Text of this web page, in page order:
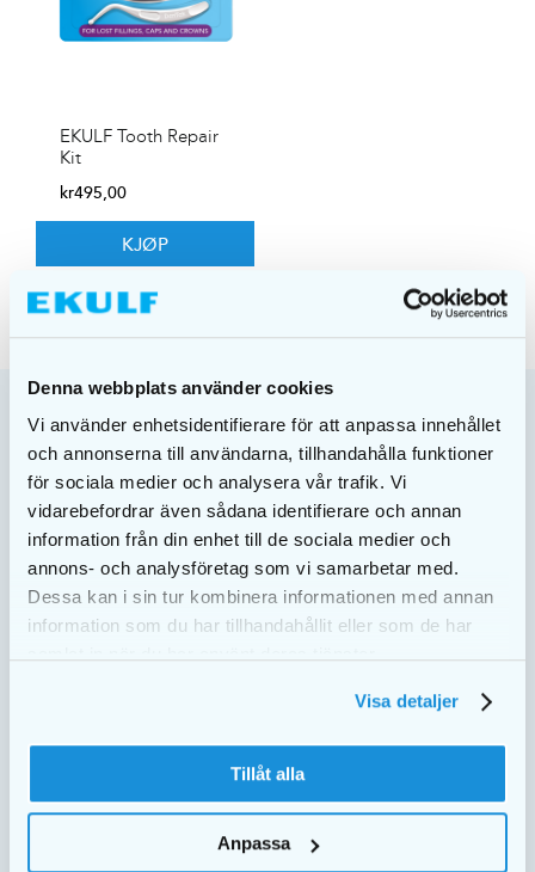
Denna webbplats använder cookies
Vi använder enhetsidentifierare för att anpassa innehållet
och annonserna till användarna, tillhandahålla funktioner
för sociala medier och analysera vår trafik. Vi
vidarebefordrar även sådana identifierare och annan
information från din enhet till de sociala medier och
annons- och analysföretag som vi samarbetar med.
Dessa kan i sin tur kombinera informationen med annan
information som du har tillhandahållit eller som de har
Visa detaljer
Tillåt alla
Anpassa
EKULF Tooth Repair
Kit
kr495,00
KJØP
Pakke/Leveranseadresse: EKULF AB | Box 11101 600 11
Norrköping, Sverige
Besøksadresse:Navestadsgatan 31 603 66 Norrköping
Telefon:69 15 30 00
OM OSS
Vilkår/GDPR